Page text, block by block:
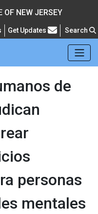
OF NEW JERSEY
Frequently Asked Questions
Get Updates Search
de
personas
mentales